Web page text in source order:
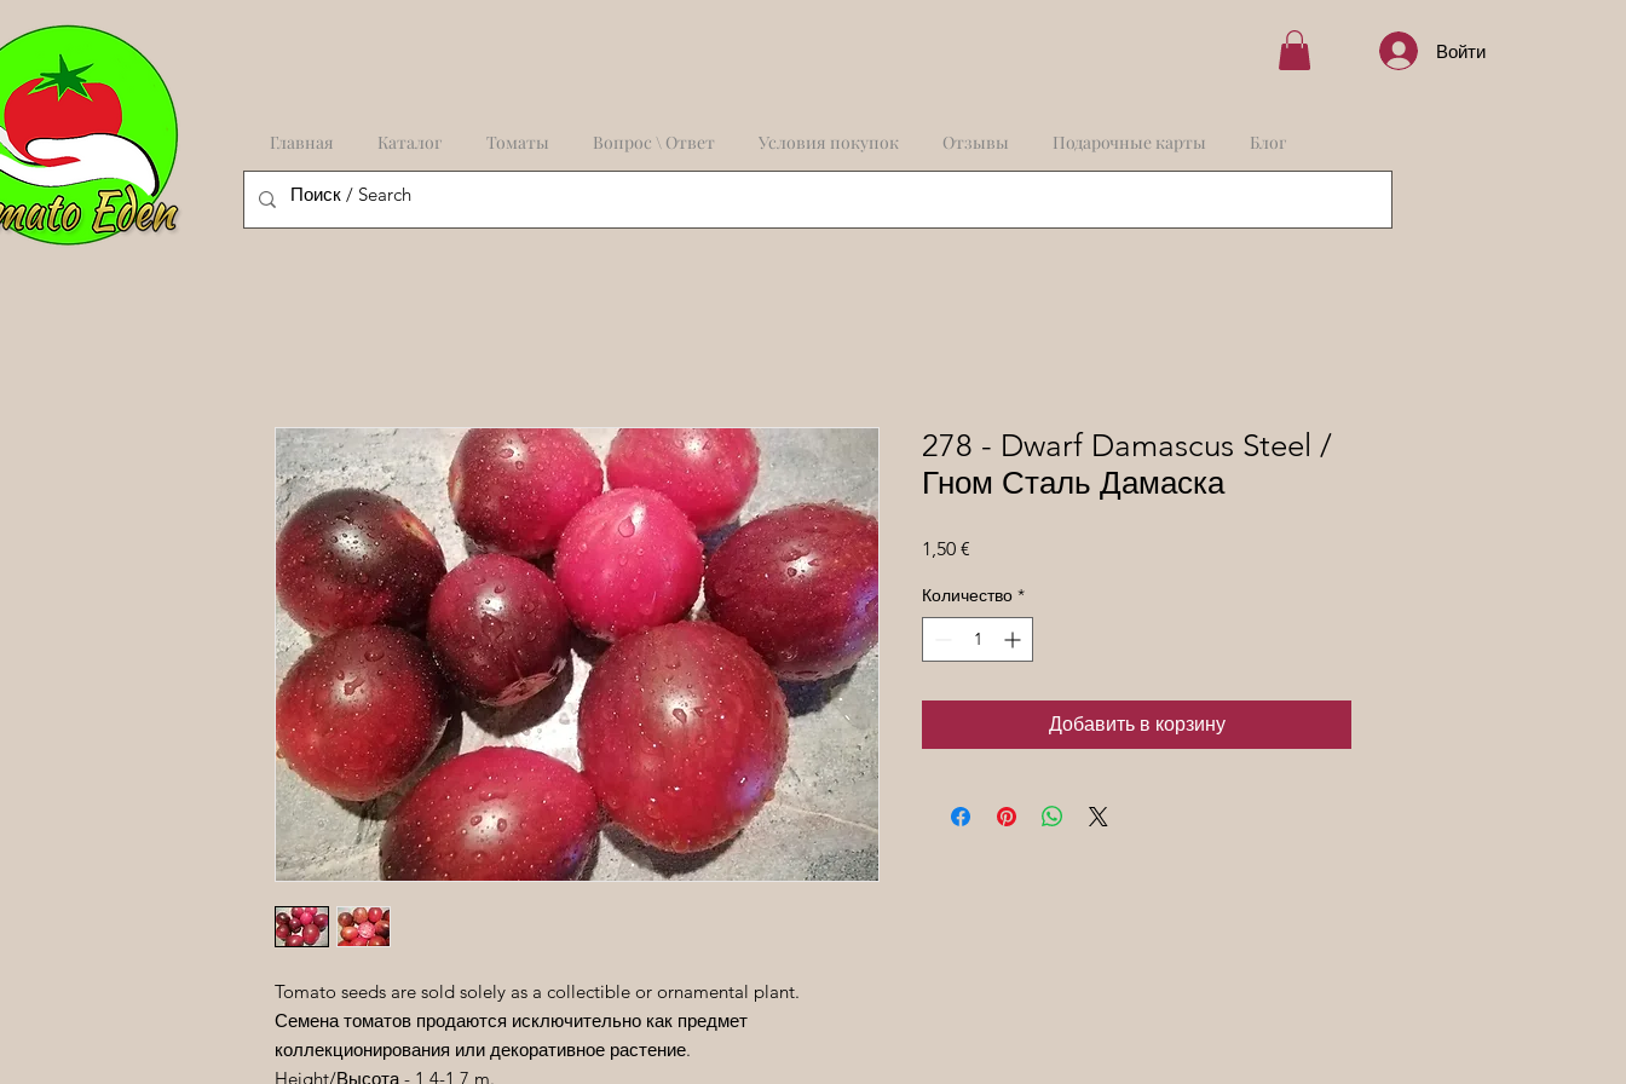
Войти
Главная Каталог Томаты Вопрос \ Ответ Условия покупок Отзывы Подарочные карты Блог
Tomato seeds are sold solely as a collectible or ornamental plant.
Семена томатов продаются исключительно как предмет
коллекционирования или декоративное растение.
Height/Высота - 1,4-1,7 m.
278 - Dwarf Damascus Steel /
Гном Сталь Дамаска
1,50 €
Количество *
Добавить в корзину